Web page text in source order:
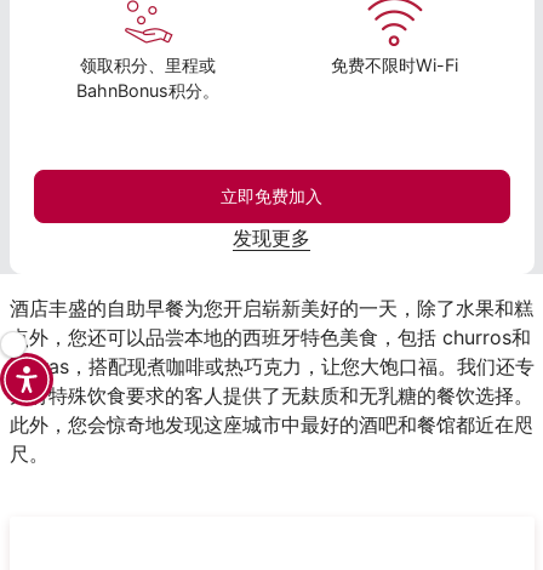
领取积分、里程或
BahnBonus积分。
免费不限时Wi-Fi
立即免费加入
发现更多
酒店丰盛的自助早餐为您开启崭新美好的一天，除了水果和糕
点外，您还可以品尝本地的西班牙特色美食，包括 churros和
porras，搭配现煮咖啡或热巧克力，让您大饱口福。我们还专
为有特殊饮食要求的客人提供了无麸质和无乳糖的餐饮选择。
此外，您会惊奇地发现这座城市中最好的酒吧和餐馆都近在咫
尺。